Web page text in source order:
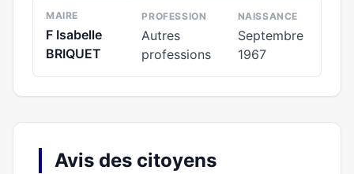
MAIRE
F Isabelle
BRIQUET
PROFESSION
Autres
professions
NAISSANCE
Septembre
1967
Avis des citoyens